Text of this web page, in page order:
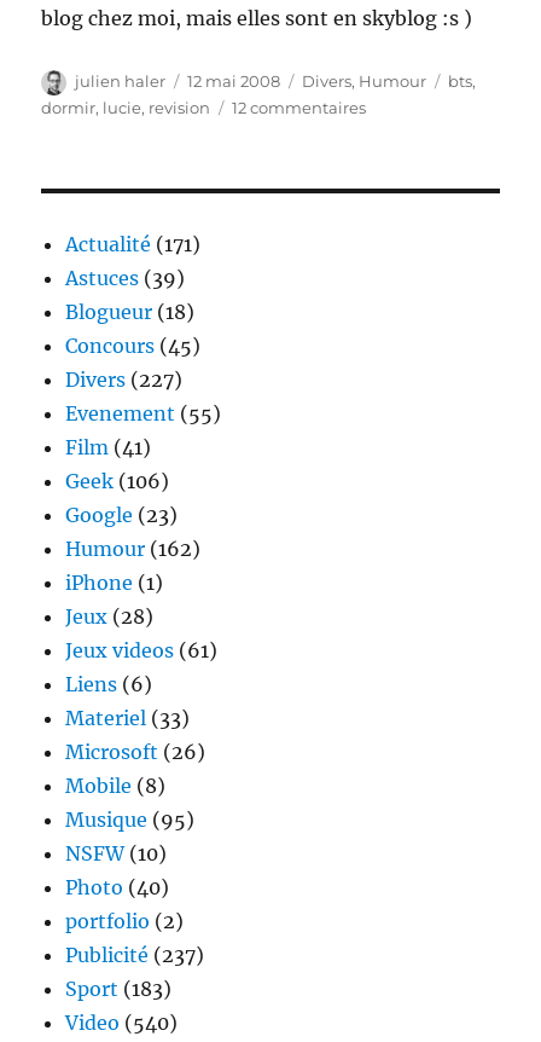
blog chez moi, mais elles sont en skyblog :s )
Auteur
julien haler
Publié
le
12 mai 2008 Catégories
Divers, Humour Étiquettes
bts,
dormir, lucie, revision 12 commentairessur
Actualité (171)
Astuces (39)
Blogueur (18)
Concours (45)
Divers (227)
Evenement (55)
Film (41)
Geek (106)
Google (23)
Humour (162)
iPhone (1)
Jeux (28)
Jeux videos (61)
Liens (6)
Materiel (33)
Microsoft (26)
Mobile (8)
Musique (95)
NSFW(10)
Photo (40)
portfolio (2)
Publicité (237)
Sport (183)
Video (540)